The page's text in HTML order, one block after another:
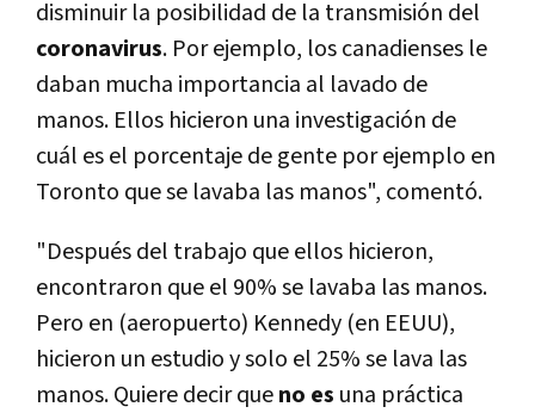
disminuir la posibilidad de la transmisión del
coronavirus. Por ejemplo, los canadienses le
daban mucha importancia al lavado de
manos. Ellos hicieron una investigación de
cuál es el porcentaje de gente por ejemplo en
Toronto que se lavaba las manos", comentó.
"Después del trabajo que ellos hicieron,
encontraron que el 90% se lavaba las manos.
Pero en (aeropuerto) Kennedy (en EEUU),
hicieron un estudio y solo el 25% se lava las
manos. Quiere decir queno es una práctica